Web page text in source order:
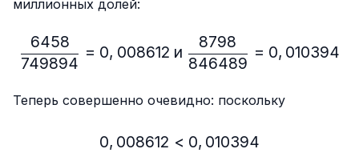
миллионных долей:
749894
6458
= 0, 008612 и
846489
8798
= 0, 010394
Теперь совершенно очевидно: поскольку
0,008612 < 0,010394
0, 008612 < 0, 010394